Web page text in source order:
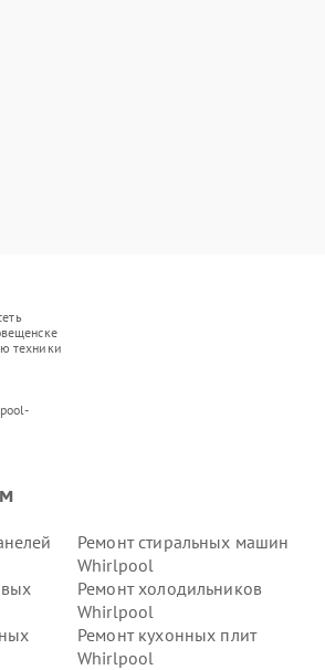
техники
Ремонт стиральных машин
Whirlpool
Ремонт холодильников
Whirlpool
Ремонт кухонных плит
Whirlpool